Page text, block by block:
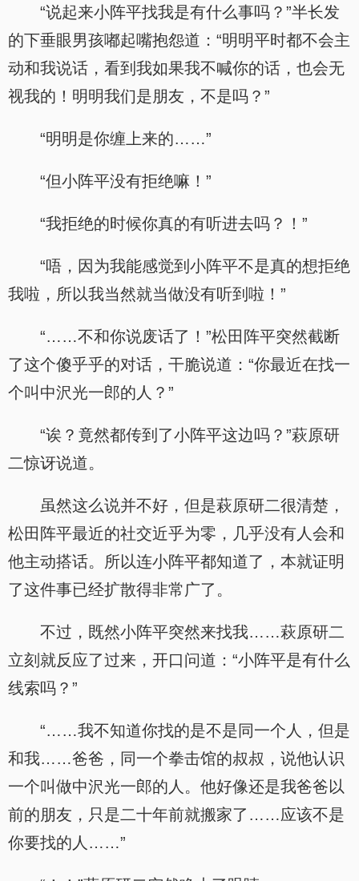
“说起来小阵平找我是有什么事吗？”半长发
的下垂眼男孩嘟起嘴抱怨道：“明明平时都不会主
动和我说话，看到我如果我不喊你的话，也会无
视我的！明明我们是朋友，不是吗？”
“明明是你缠上来的……”
“但小阵平没有拒绝嘛！”
“我拒绝的时候你真的有听进去吗？！”
“唔，因为我能感觉到小阵平不是真的想拒绝
我啦，所以我当然就当做没有听到啦！”
“……不和你说废话了！”松田阵平突然截断
了这个傻乎乎的对话，干脆说道：“你最近在找一
个叫中沢光一郎的人？”
“诶？竟然都传到了小阵平这边吗？”萩原研
二惊讶说道。
虽然这么说并不好，但是萩原研二很清楚，
松田阵平最近的社交近乎为零，几乎没有人会和
他主动搭话。所以连小阵平都知道了，本就证明
了这件事已经扩散得非常广了。
不过，既然小阵平突然来找我……萩原研二
立刻就反应了过来，开口问道：“小阵平是有什么
线索吗？”
“……我不知道你找的是不是同一个人，但是
和我……爸爸，同一个拳击馆的叔叔，说他认识
一个叫做中沢光一郎的人。他好像还是我爸爸以
前的朋友，只是二十年前就搬家了……应该不是
你要找的人……”